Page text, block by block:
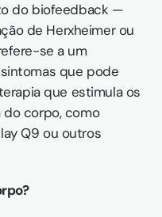
do biofeedback —
de Herxheimer ou
se a um
que pode
que estimula os
do corpo, como
Q9 ou outros